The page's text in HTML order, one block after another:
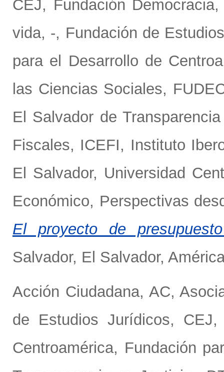
CEJ, Fundación
vida, -, Fundación de
para el Desarrollo de
las Ciencias Sociales,
El Salvador de
Fiscales, ICEFI, Instituto
El Salvador, Universidad
Económico, Perspectivas
El proyecto de
Salvador, El Salvador,
Acción Ciudadana, AC,
de Estudios Jurídicos, CEJ
Centroamérica, Fundación